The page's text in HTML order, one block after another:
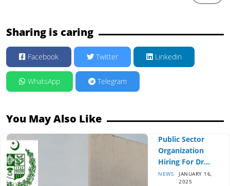
Sharing is caring
Facebook Twitter Linkedin
WhatsApp Telegram
You May Also Like
Public Sector
Organization
Hiring For Dr...
NEWS
JANUARY 16,
2025